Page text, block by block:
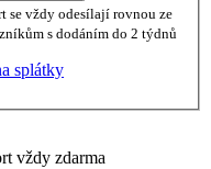
se vždy odesílají rovnou ze
s dodáním do 2 týdnů
splátky
vždy zdarma